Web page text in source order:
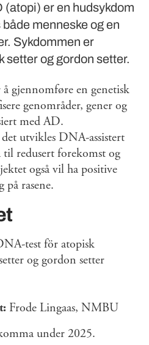
er en hudsykdom
menneske og en
Sykdommen er
setter og gordon setter.
gjennomføre en genetisk
genområder, gener og
med AD.
utvikles DNA-assistert
til redusert forekomst og
også vil ha positive
på rasene.
test för atopisk
og gordon setter
Frode Lingaas, NMBU
under 2025.